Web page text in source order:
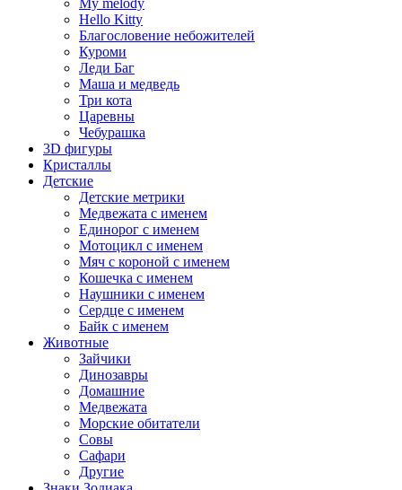
Hello Kitty
Благословение небожителей
Куроми
Леди Баг
Маша и медведь
Три кота
Царевны
Чебурашка
3D фигуры
Кристаллы
Детские
Детские метрики
Медвежата с именем
Единорог с именем
Мотоцикл с именем
Мяч с короной с именем
Кошечка с именем
Наушники с именем
Сердце с именем
Байк с именем
Животные
Зайчики
Динозавры
Домашние
Медвежата
Морские обитатели
Совы
Сафари
Другие